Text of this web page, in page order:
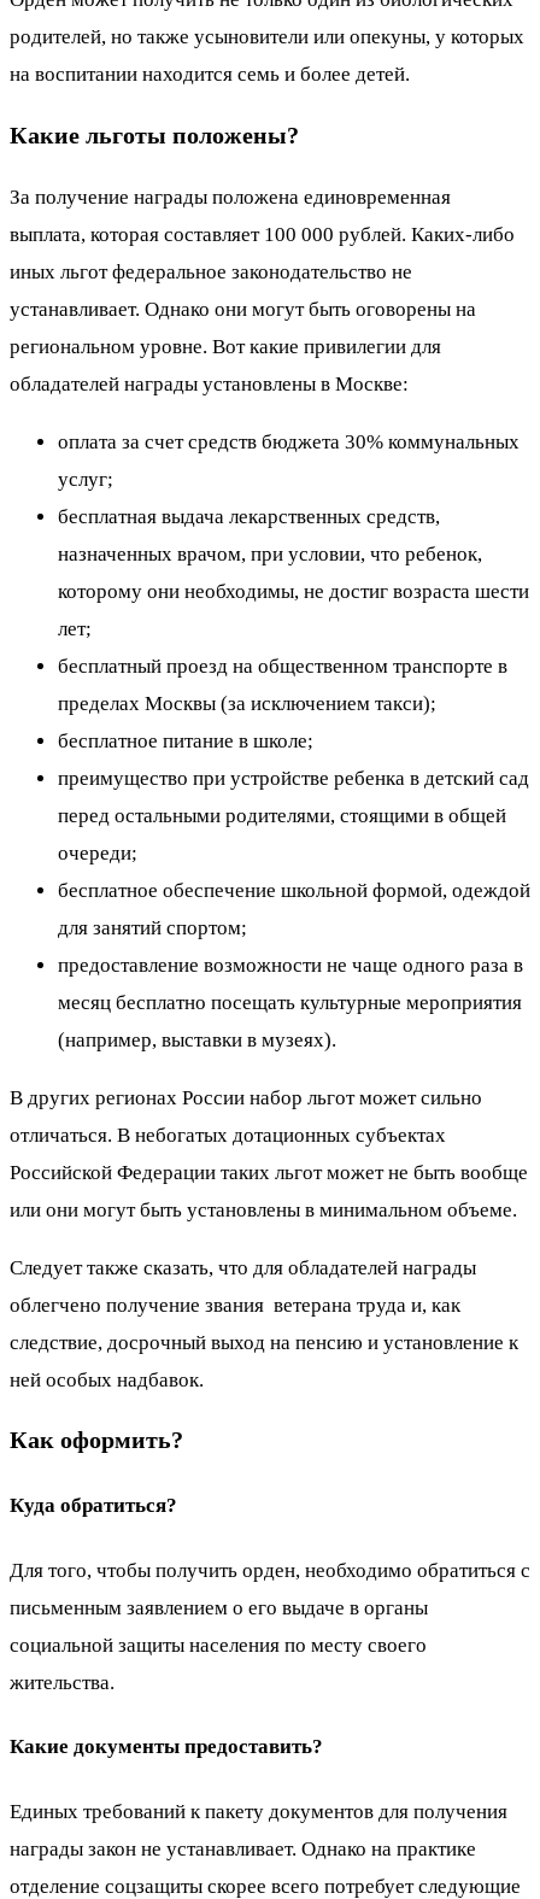
родителей, но также усыновители или опекуны, у которых
на воспитании находится семь и более детей.
Какие льготы положены?
За получение награды положена единовременная
выплата, которая составляет 100 000 рублей. Каких-либо
иных льгот федеральное законодательство не
устанавливает. Однако они могут быть оговорены на
региональном уровне. Вот какие привилегии для
обладателей награды установлены в Москве:
оплата за счет средств бюджета 30% коммунальных
услуг;
бесплатная выдача лекарственных средств,
назначенных врачом, при условии, что ребенок,
которому они необходимы, не достиг возраста шести
лет;
бесплатный проезд на общественном транспорте в
пределах Москвы (за исключением такси);
бесплатное питание в школе;
преимущество при устройстве ребенка в детский сад
перед остальными родителями, стоящими в общей
очереди;
бесплатное обеспечение школьной формой, одеждой
для занятий спортом;
предоставление возможности не чаще одного раза в
месяц бесплатно посещать культурные мероприятия
(например, выставки в музеях).
В других регионах России набор льгот может сильно
отличаться. В небогатых дотационных субъектах
Российской Федерации таких льгот может не быть вообще
или они могут быть установлены в минимальном объеме.
Следует также сказать, что для обладателей награды
облегчено получение звания ветерана труда и, как
следствие, досрочный выход на пенсию и установление к
ней особых надбавок.
Как оформить?
Куда обратиться?
Для того, чтобы получить орден, необходимо обратиться с
письменным заявлением о его выдаче в органы
социальной защиты населения по месту своего
жительства.
Какие документы предоставить?
Единых требований к пакету документов для получения
награды закон не устанавливает. Однако на практике
отделение соцзащиты скорее всего потребует следующие